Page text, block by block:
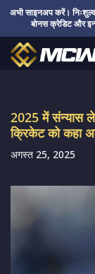
अभी साइनअप करें।
बोनस क्रेडिट और
2025 में संन्यास
क्रिकेट को कहा
अगस्त 25, 2025